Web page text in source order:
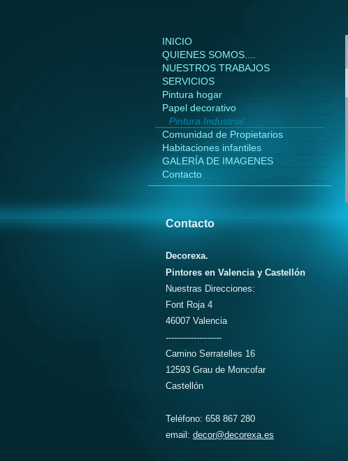
INICIO
QUIENES SOMOS....
NUESTROS TRABAJOS
SERVICIOS
Pintura hogar
Papel decorativo
Pintura Industrial
Comunidad de Propietarios
Habitaciones infantiles
GALERÍA DE IMAGENES
Contacto
Contacto
Decorexa.
Pintores en Valencia y Castellón
Nuestras Direcciones:
Font Roja 4
46007 Valencia
--------------------
Camino Serratelles 16
12593 Grau de Moncofar
Castellón
Teléfono: 658 867 280
email: decor@decorexa.es